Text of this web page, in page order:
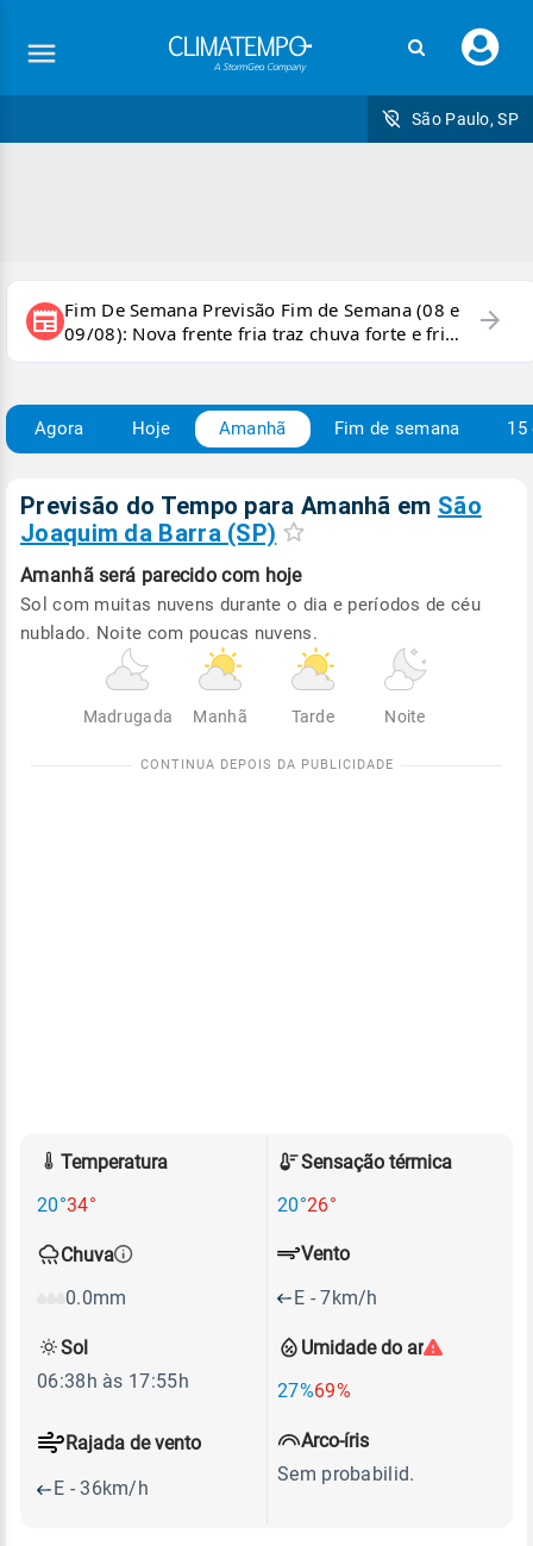
seu
São Paulo, SP
newspaper Fim De Semana Previsão Fim de Semana (08 e
09/08): Nova frente fria traz chuva forte e frio
para áreas do país
arrow_forward
Agora Hoje Amanhã Fim de semana 15
Previsão do Tempo para Amanhã em São
Joaquim da Barra (SP)
Amanhã será parecido com hoje
Sol com muitas nuvens durante o dia e períodos de céu
nublado. Noite com poucas nuvens.
Madrugada Manhã Tarde Noite
Temperatura
20°34°
Sensação térmica
20°26°
Chuva
0.0mm
Umidade do ar
27%69%
Vento
E - 7km/h
Rajada de vento
E - 36km/h
Sol
06:38h às 17:55h
Arco-íris
Sem probabilid.